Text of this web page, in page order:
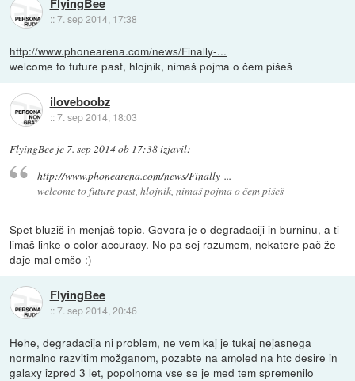
FlyingBee
::7. sep 2014, 17:38
http://www.phonearena.com/news/Finally-...
welcome to future past, hlojnik, nimaš pojma o čem pišeš
iloveboobz
::7. sep 2014, 18:03
FlyingBee je 7. sep 2014 ob 17:38izjavil:
http://www.phonearena.com/news/Finally-...
welcome to future past, hlojnik, nimaš pojma o čem pišeš
Spet bluziš in menjaš topic. Govora je o degradaciji in burninu, a ti
limaš linke o color accuracy. No pa sej razumem, nekatere pač že
daje mal emšo :)
FlyingBee
::7. sep 2014, 20:46
Hehe, degradacija ni problem, ne vem kaj je tukaj nejasnega
normalno razvitim možganom, pozabte na amoled na htc desire in
galaxy izpred 3 let, popolnoma vse se je med tem spremenilo